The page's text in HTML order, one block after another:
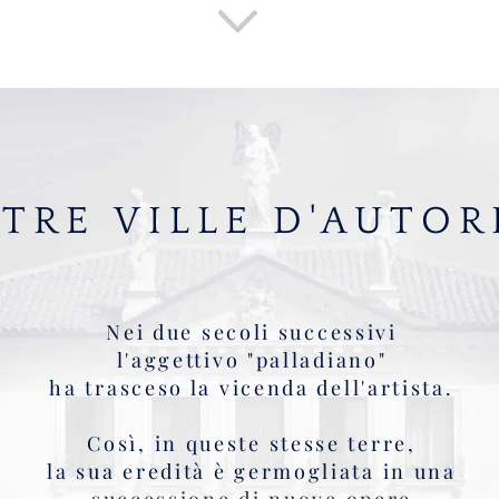
VILLE
Nei due secoli successivi
l'aggettivo "palladiano"
ha trasceso la vicenda dell'artista.
Così, in queste stesse terre,
la sua eredità è germogliata in una